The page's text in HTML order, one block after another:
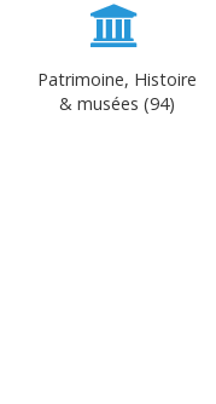
Patrimoine, Histoire
& musées (94)